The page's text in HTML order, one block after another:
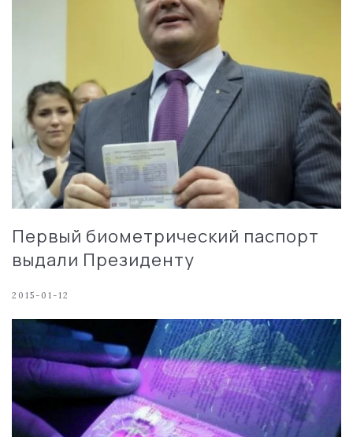
Первый биометрический паспорт
выдали Президенту
2015-01-12